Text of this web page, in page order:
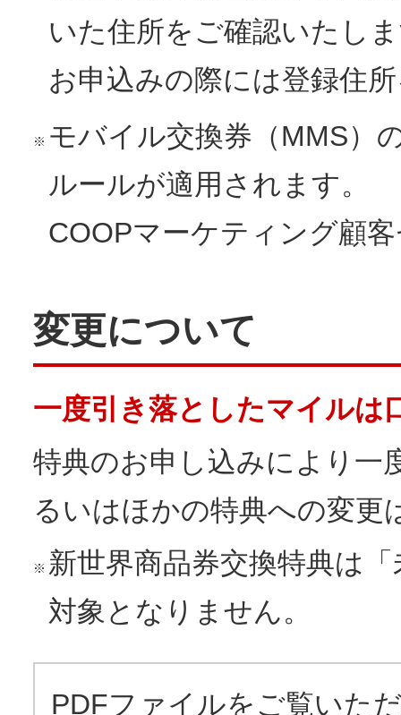
いた住所をご確認いたし
お申込みの際には登録住
※ モバイル交換券（MMS）
ルールが適用されます。
COOPマーケティング顧
変更について
一度引き落としたマイルは
特典のお申し込みにより一
るいはほかの特典への変更
※ 新世界商品券交換特典は
対象となりません。
PDFファイルをご覧いた